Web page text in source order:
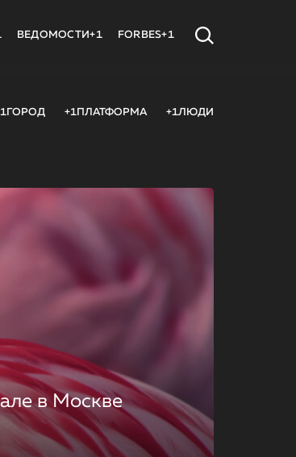
ВЕДОМОСТИ+1 FORBES+1
+1ПЛАТФОРМА +1ЛЮДИ
в Москве